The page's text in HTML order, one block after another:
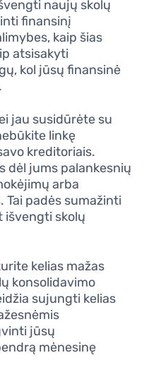
naujų skolų
finansinį
kaip šias
atsisakyti
kol jūsų finansinė
jau susidūrėte su
linkę
kreditoriais.
dėl jums palankesnių
arba
padės sumažinti
išvengti skolų
kelias mažas
konsolidavimo
sujungti kelias
jūsų
mėnesinę